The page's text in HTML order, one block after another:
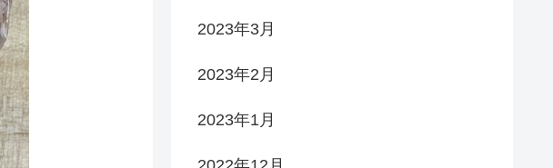
2023年3月
2023年2月
2023年1月